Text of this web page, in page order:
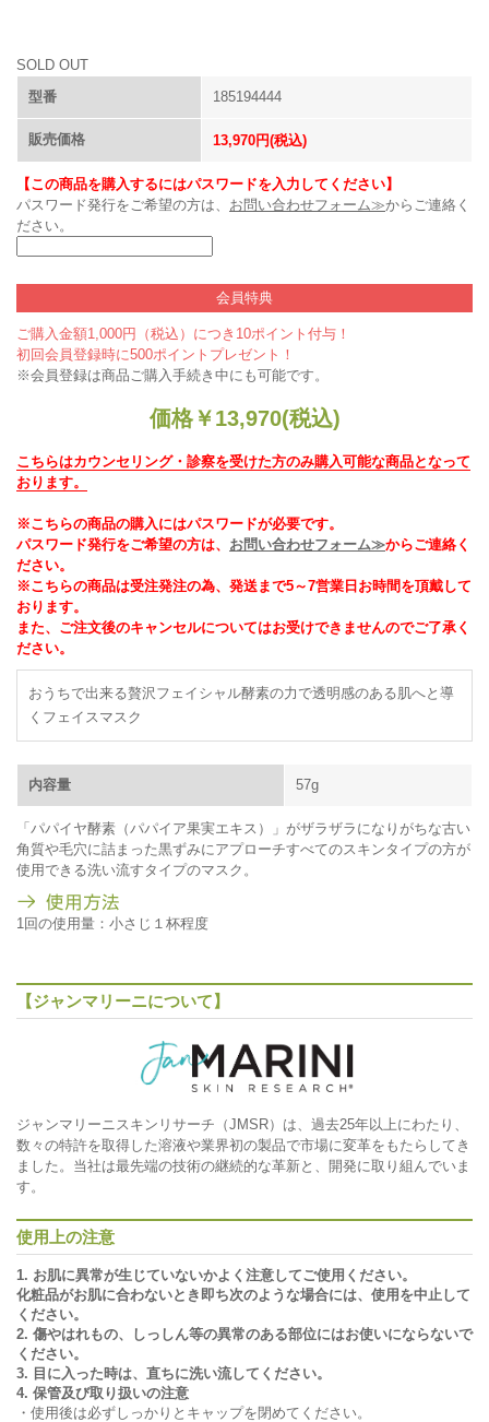
SOLD OUT
型番
185194444
販売価格 13,970円(税込)
【この商品を購入するにはパスワードを入力してください】
パスワード発行をご希望の方は、 お問い合わせフォーム≫からご連絡く
ださい。
会員特典
ご購入金額1,000円（税込）につき10ポイント付与！
初回会員登録時に500ポイントプレゼント！
※会員登録は商品ご購入手続き中にも可能です。
価格￥13,970(税込)
こちらはカウンセリング・診察を受けた方のみ購入可能な商品となって
おります。
※こちらの商品の購入にはパスワードが必要です。
パスワード発行をご希望の方は、 お問い合わせフォーム≫からご連絡く
ださい。
※こちらの商品は受注発注の為、発送まで5～7営業日お時間を頂戴して
おります。
また、ご注文後のキャンセルについてはお受けできませんのでご了承く
ださい。
おうちで出来る贅沢フェイシャル酵素の力で透明感のある肌へと導
くフェイスマスク
内容量 57g
「パパイヤ酵素（パパイア果実エキス）」がザラザラになりがちな古い
角質や毛穴に詰まった黒ずみにアプローチすべてのスキンタイプの方が
使用できる洗い流すタイプのマスク。
1回の使用量：小さじ１杯程度
【ジャンマリーニについて】
ジャンマリーニスキンリサーチ（JMSR）は、過去25年以上にわたり、
数々の特許を取得した溶液や業界初の製品で市場に変革をもたらしてき
ました。当社は最先端の技術の継続的な革新と、開発に取り組んでいま
す。
使用上の注意
1. お肌に異常が生じていないかよく注意してご使用ください。
化粧品がお肌に合わないとき即ち次のような場合には、使用を中止して
ください。
2. 傷やはれもの、しっしん等の異常のある部位にはお使いにならないで
ください。
3. 目に入った時は、直ちに洗い流してください。
4. 保管及び取り扱いの注意
・使用後は必ずしっかりとキャップを閉めてください。